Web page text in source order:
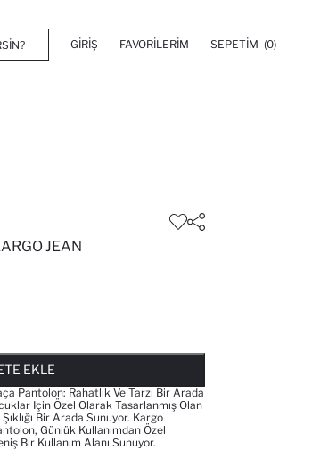
GIRIŞ FAVORILERIM SEPETIM (0)
JEAN
EKLE
Pantolon: Rahatlık Ve Tarzı Bir Arada
Için Özel Olarak Tasarlanmış Olan
Bir Arada Sunuyor. Kargo
Günlük Kullanımdan Özel
Bir Kullanım Alanı Sunuyor.